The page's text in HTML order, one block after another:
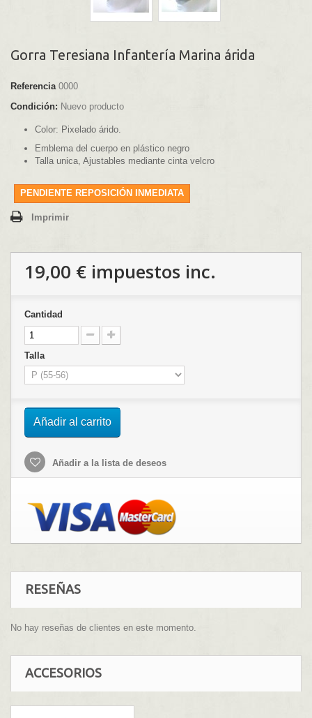
Gorra Teresiana Infantería Marina árida
Referencia 0000
Condición: Nuevo producto
Color: Pixelado árido.
Emblema del cuerpo en plástico negro
Talla unica, Ajustables mediante cinta velcro
PENDIENTE REPOSICIÓN INMEDIATA
Imprimir
19,00 € impuestos inc.
Cantidad
Talla
Añadir al carrito
Añadir a la lista de deseos
RESEÑAS
No hay reseñas de clientes en este momento.
ACCESORIOS